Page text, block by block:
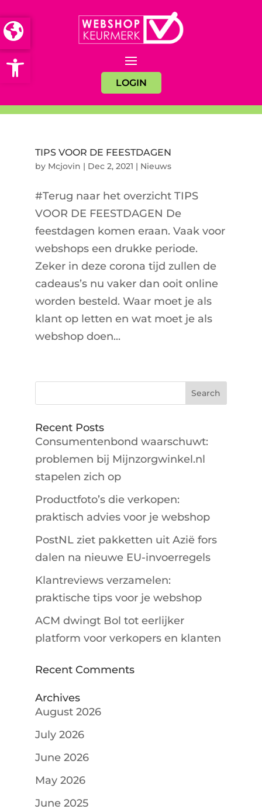
Open toolbar
LOGIN
TIPS VOOR DE FEESTDAGEN
by Mcjovin | Dec 2, 2021 | Nieuws
#Terug naar het overzicht TIPS
VOOR DE FEESTDAGEN De
feestdagen komen eraan. Vaak voor
webshops een drukke periode.
Zeker in deze corona tijd zullen de
cadeaus’s nu vaker dan ooit online
worden besteld. Waar moet je als
klant op letten en wat moet je als
webshop doen...
Recent Posts
Consumentenbond waarschuwt:
problemen bij Mijnzorgwinkel.nl
stapelen zich op
Productfoto’s die verkopen:
praktisch advies voor je webshop
PostNL ziet pakketten uit Azië fors
dalen na nieuwe EU-invoerregels
Klantreviews verzamelen:
praktische tips voor je webshop
ACM dwingt Bol tot eerlijker
platform voor verkopers en klanten
Recent Comments
Archives
August 2026
July 2026
June 2026
May 2026
June 2025